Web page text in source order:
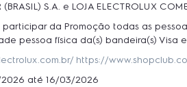
S.A. e LOJA ELECTROLUX
da Promoção todas as
pessoa física da(s) bandeira(s) Visa
https://
até 16/03/2026